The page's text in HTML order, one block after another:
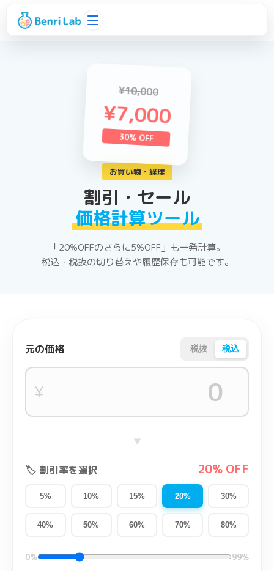
お買い物・経理
割引・セール
価格計算ツール
「20%OFFのさらに5%OFF」も一発計算。
税込・税抜の切り替えや履歴保存も可能です。
¥10,000
¥7,000
30% OFF
元の価格 税抜 税込
¥
▼
🏷️ 割引率を選択 20% OFF
5% 10% 15% 20% 30%
40% 50% 60% 70% 80%
0% 99%